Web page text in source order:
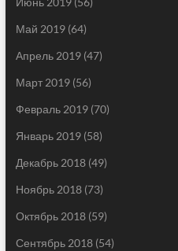
Май 2019(64)
Апрель 2019(47)
Март 2019(56)
Февраль 2019(70)
Январь 2019(58)
Декабрь 2018(49)
Ноябрь 2018(73)
Октябрь 2018(59)
Сентябрь 2018(54)